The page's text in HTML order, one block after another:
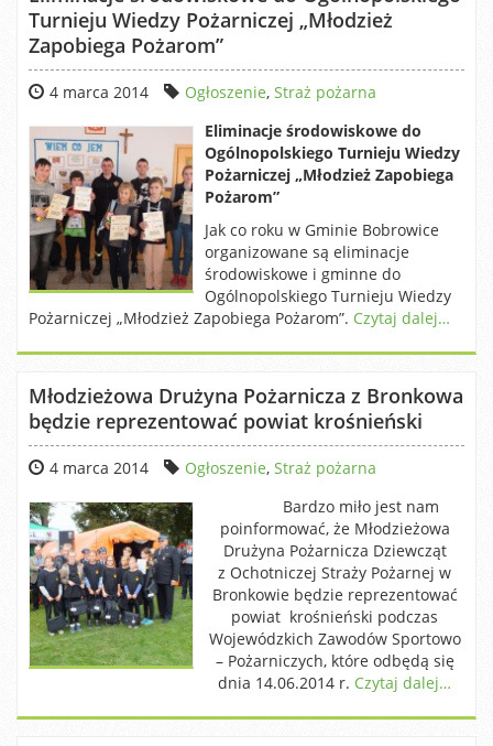
Turnieju Wiedzy Pożarniczej „Młodzież
Zapobiega Pożarom”
4 marca 2014 Ogłoszenie, Straż pożarna
Eliminacje środowiskowe do
Ogólnopolskiego Turnieju Wiedzy
Pożarniczej „Młodzież Zapobiega
Pożarom”
Jak co roku w Gminie Bobrowice
organizowane są eliminacje
środowiskowe i gminne do
Ogólnopolskiego Turnieju Wiedzy
Pożarniczej „Młodzież Zapobiega Pożarom”. Czytaj dalej…
Młodzieżowa Drużyna Pożarnicza z Bronkowa
będzie reprezentować powiat krośnieński
4 marca 2014 Ogłoszenie, Straż pożarna
Bardzo miło jest nam
poinformować, że Młodzieżowa
Drużyna Pożarnicza Dziewcząt
z Ochotniczej Straży Pożarnej w
Bronkowie będzie reprezentować
powiat krośnieński podczas
Wojewódzkich Zawodów Sportowo
– Pożarniczych, które odbędą się
dnia 14.06.2014 r. Czytaj dalej…